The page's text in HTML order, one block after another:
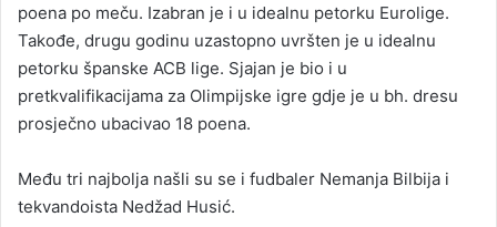
poena po meču. Izabran je i u idealnu petorku Eurolige.
Takođe, drugu godinu uzastopno uvršten je u idealnu
petorku španske ACB lige. Sjajan je bio i u
pretkvalifikacijama za Olimpijske igre gdje je u bh. dresu
prosječno ubacivao 18 poena.
Među tri najbolja našli su se i fudbaler Nemanja Bilbija i
tekvandoista Nedžad Husić.